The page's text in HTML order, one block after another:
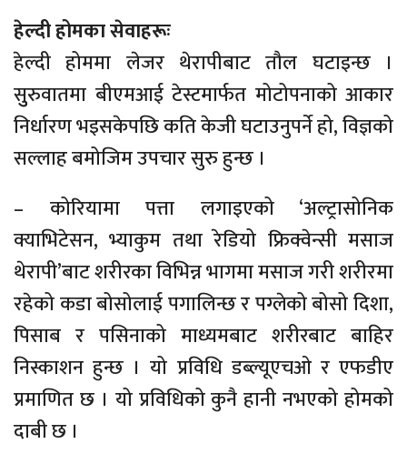
हेल्दी होमका सेवाहरूः
हेल्दी होममा लेजर थेरापीबाट तौल घटाइन्छ ।
सुुरुवातमा बीएमआई टेस्टमार्फत मोटोपनाको आकार
निर्धारण भइसकेपछि कति केजी घटाउनुपर्ने हो, विज्ञको
सल्लाह बमोजिम उपचार सुरु हुन्छ ।
– कोरियामा पत्ता लगाइएको ‘अल्ट्रासोनिक
क्याभिटेसन, भ्याकुम तथा रेडियो फ्रिक्वेन्सी मसाज
थेरापी’बाट शरीरका विभिन्न भागमा मसाज गरी शरीरमा
रहेको कडा बोसोलाई पगालिन्छ र पग्लेको बोसो दिशा,
पिसाब र पसिनाको माध्यमबाट शरीरबाट बाहिर
निस्काशन हुन्छ । यो प्रविधि डब्ल्यूएचओ र एफडीए
प्रमाणित छ । यो प्रविधिको कुनै हानी नभएको होमको
दाबी छ ।